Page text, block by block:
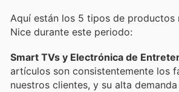
Aquí están los 5 tipos de productos
Nice durante este periodo:
Smart TVs y Electrónica de
artículos son consistentemente los
nuestros clientes, y su alta